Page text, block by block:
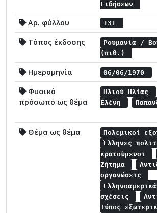
Ειδήσεων
Αρ. φύλλου 131
Τόπος έκδοσης
Ρουμανία /
(πιθ.)
Ημερομηνία 06/06/1970
Φυσικό
πρόσωπο ως θέμα
Ηλιού Ηλίας
Ελένη
Θέμα ως θέμα
Πολεμικοί
Έλληνες
κρατούμενοι
Ζήτημα
οργανώσεις
σχέσεις
Τύπος